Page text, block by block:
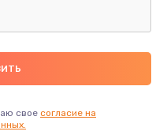
свое согласие на